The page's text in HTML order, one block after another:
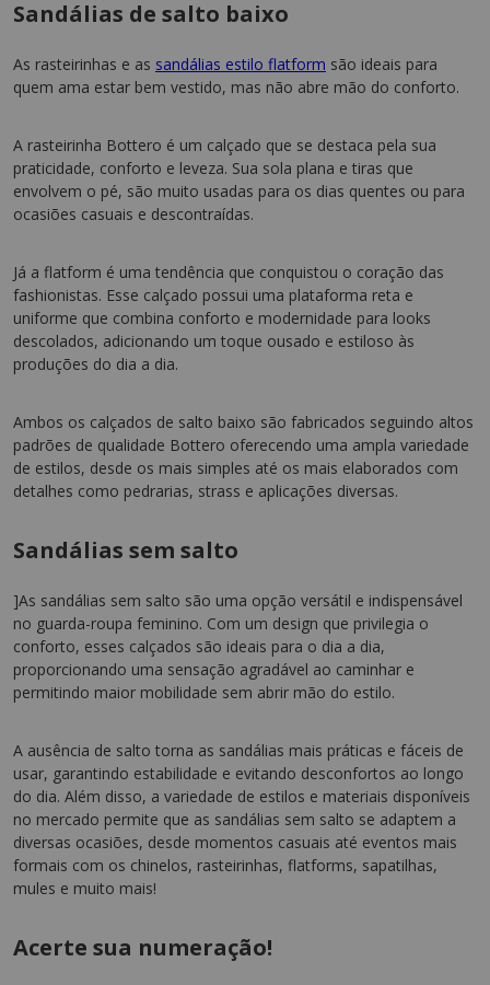
Sandálias de salto baixo
As rasteirinhas e as sandálias estilo flatform são ideais para
quem ama estar bem vestido, mas não abre mão do conforto.
A rasteirinha Bottero é um calçado que se destaca pela sua
praticidade, conforto e leveza. Sua sola plana e tiras que
envolvem o pé, são muito usadas para os dias quentes ou para
ocasiões casuais e descontraídas.
Já a flatform é uma tendência que conquistou o coração das
fashionistas. Esse calçado possui uma plataforma reta e
uniforme que combina conforto e modernidade para looks
descolados, adicionando um toque ousado e estiloso às
produções do dia a dia.
Ambos os calçados de salto baixo são fabricados seguindo altos
padrões de qualidade Bottero oferecendo uma ampla variedade
de estilos, desde os mais simples até os mais elaborados com
detalhes como pedrarias, strass e aplicações diversas.
Sandálias sem salto
]As sandálias sem salto são uma opção versátil e indispensável
no guarda-roupa feminino. Com um design que privilegia o
conforto, esses calçados são ideais para o dia a dia,
proporcionando uma sensação agradável ao caminhar e
permitindo maior mobilidade sem abrir mão do estilo.
A ausência de salto torna as sandálias mais práticas e fáceis de
usar, garantindo estabilidade e evitando desconfortos ao longo
do dia. Além disso, a variedade de estilos e materiais disponíveis
no mercado permite que as sandálias sem salto se adaptem a
diversas ocasiões, desde momentos casuais até eventos mais
formais com os chinelos, rasteirinhas, flatforms, sapatilhas,
mules e muito mais!
Acerte sua numeração!